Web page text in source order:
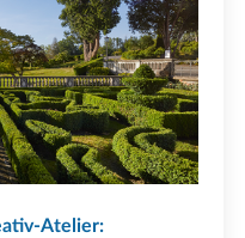
Atelier: